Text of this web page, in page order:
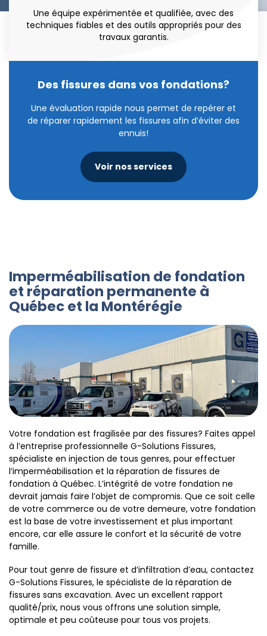
Une équipe expérimentée et qualifiée, avec des
techniques fiables et des outils appropriés pour des
travaux garantis.
Des fissures dans vos fondations?
Une évaluation rapide nous permet de repérer et
de réparer rapidement les fissures afin d’éviter des
ennuis!
Voir nos services
Imperméabilisation de fondation
et réparation permanente à
Québec et la Montérégie
Votre fondation est fragilisée par des fissures? Faites appel
à l’entreprise professionnelle G-Solutions Fissures,
spécialiste en injection de tous genres, pour effectuer
l’imperméabilisation et la réparation de fissures de
fondation à Québec. L’intégrité de votre fondation ne
devrait jamais faire l’objet de compromis. Que ce soit celle
de votre commerce ou de votre demeure, votre fondation
est la base de votre investissement et plus important
encore, car elle assure le confort et la sécurité de votre
famille.
Pour tout genre de fissure et d’infiltration d’eau, contactez
G-Solutions Fissures, le spécialiste de la réparation de
fissures sans excavation. Avec un excellent rapport
qualité/prix, nous vous offrons une solution simple,
optimale et peu coûteuse pour tous vos projets.